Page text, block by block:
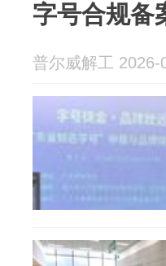
字号合规备
普尔威解工 2026-